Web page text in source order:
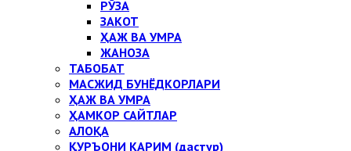
РЎЗА
ЗАКОТ
ҲАЖ ВА УМРА
ЖАНОЗА
ТАБОБАТ
МАСЖИД БУНЁДКОРЛАРИ
ҲАЖ ВА УМРА
ҲАМКОР САЙТЛАР
АЛОҚА
ҚУРЪОНИ КАРИМ (дастур)